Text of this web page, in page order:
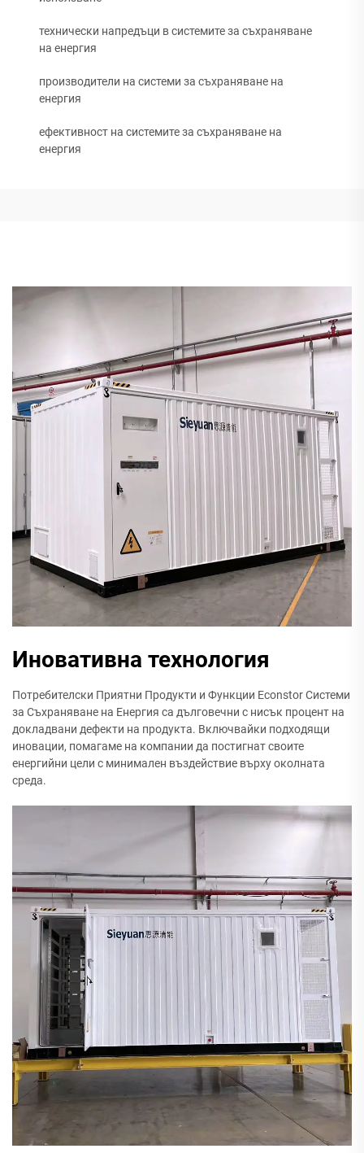
технически напредъци в системите за съхраняване
на енергия
производители на системи за съхраняване на
енергия
ефективност на системите за съхраняване на
енергия
Иновативна технология
Потребителски Приятни Продукти и Функции Econstor Системи
за Съхраняване на Енергия са дълговечни с нисък процент на
докладвани дефекти на продукта. Включвайки подходящи
иновации, помагаме на компании да постигнат своите
енергийни цели с минимален въздействие върху околната
среда.